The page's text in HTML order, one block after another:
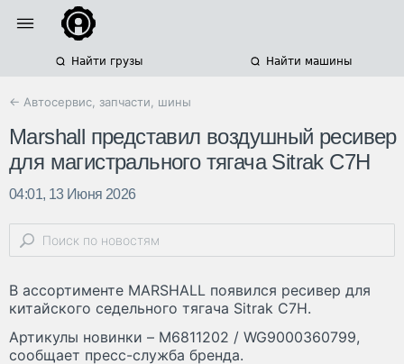
Найти грузы Найти машины
← Автосервис, запчасти, шины
Marshall представил воздушный ресивер
для магистрального тягача Sitrak C7H
04:01, 13 Июня 2026
В ассортименте MARSHALL появился ресивер для
китайского седельного тягача Sitrak C7H.
Артикулы новинки – M6811202 / WG9000360799,
сообщает пресс-служба бренда.